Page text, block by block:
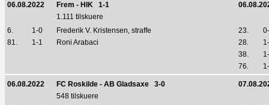
06.08.2022 Frem - HIK 1-1
1.111 tilskuere
6.
1-0 Frederik V. Kristensen, straffe 23.
81.
1-1 Roni Arabaci 28.
38.
76.
06.08.2022 FC Roskilde - AB Gladsaxe 3-0
548 tilskuere